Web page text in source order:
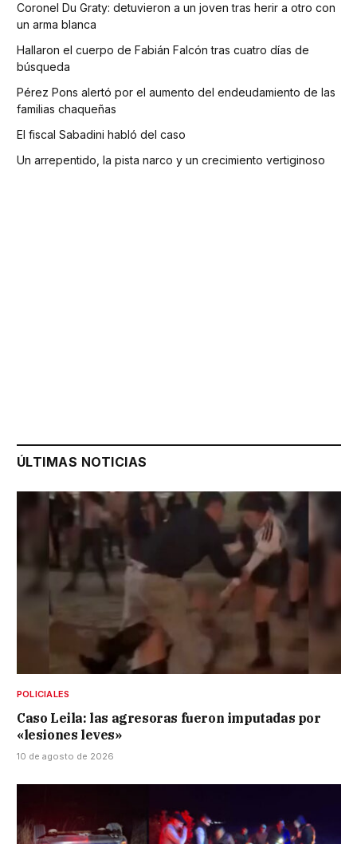
Coronel Du Graty: detuvieron a un joven tras herir a otro con
un arma blanca
Hallaron el cuerpo de Fabián Falcón tras cuatro días de
búsqueda
Pérez Pons alertó por el aumento del endeudamiento de las
familias chaqueñas
El fiscal Sabadini habló del caso
Un arrepentido, la pista narco y un crecimiento vertiginoso
ÚLTIMAS NOTICIAS
POLICIALES
Caso Leila: las agresoras fueron imputadas por
«lesiones leves»
10 de agosto de 2026